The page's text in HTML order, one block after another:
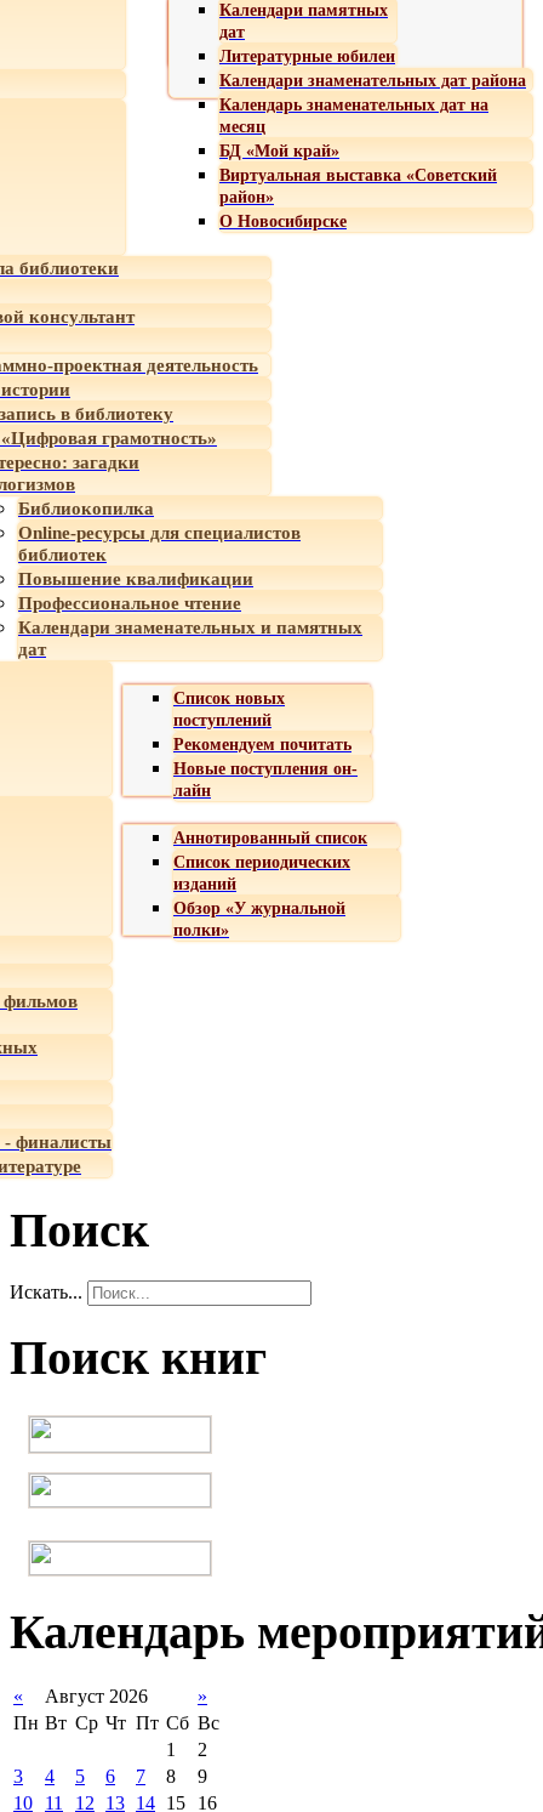
Календари памятных
дат
Литературные юбилеи
Календари знаменательных дат района
Календарь знаменательных дат на
месяц
БД «Мой край»
Виртуальная выставка «Советский
район»
О Новосибирске
библиотеки
консультант
проектная деятельность
в библиотеку
грамотность»
загадки
Библиокопилка
Online-ресурсы для специалистов
библиотек
Повышение квалификации
Профессиональное чтение
Календари знаменательных и памятных
дат
Список новых
поступлений
Рекомендуем почитать
Новые поступления он-
лайн
Аннотированный список
Список периодических
изданий
Обзор «У журнальной
полки»
- финалисты
Поиск
Искать...
Поиск книг
Календарь
« Август 2026
»
Пн Вт Ср Чт Пт Сб Вс
1
2
3
4 5 6 7 8
9
10
11 12 13 14 15 16